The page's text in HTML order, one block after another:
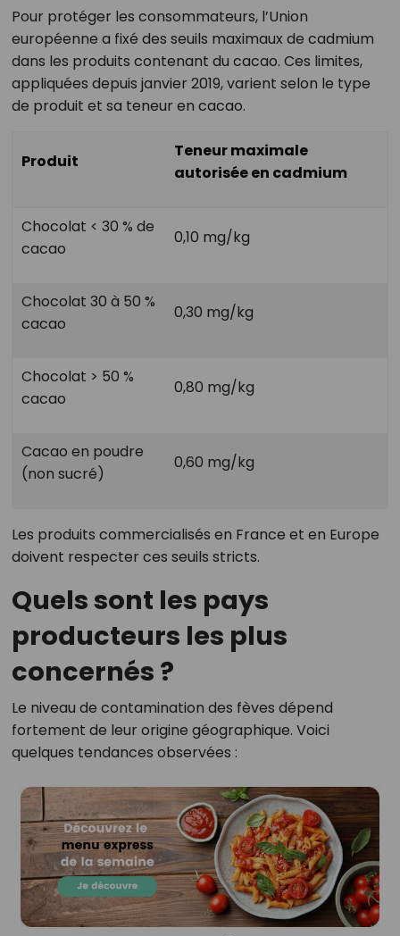
Pour protéger les consommateurs, l’Union
européenne a fixé des seuils maximaux de cadmium
dans les produits contenant du cacao. Ces limites,
appliquées depuis janvier 2019, varient selon le type
de produit et sa teneur en cacao.
Produit
Teneur maximale
autorisée en cadmium
Chocolat < 30 % de
cacao
0,10 mg/kg
Chocolat 30 à 50 %
cacao
0,30 mg/kg
Chocolat > 50 %
cacao
0,80 mg/kg
Cacao en poudre
(non sucré)
0,60 mg/kg
Les produits commercialisés en France et en Europe
doivent respecter ces seuils stricts.
Quels sont les pays
producteurs les plus
concernés ?
Le niveau de contamination des fèves dépend
fortement de leur origine géographique. Voici
quelques tendances observées :